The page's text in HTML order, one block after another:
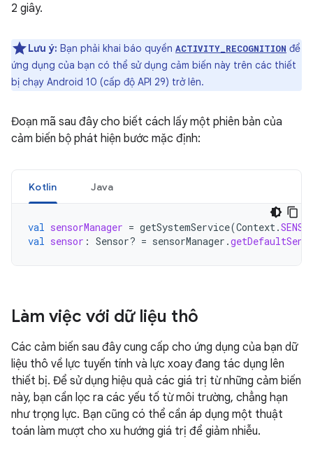
2 giây.
Lưu ý: Bạn phải khai báo quyền ACTIVITY_RECOGNITION để
ứng dụng của bạn có thể sử dụng cảm biến này trên các thiết
bị chạy Android 10 (cấp độ API 29) trở lên.
Đoạn mã sau đây cho biết cách lấy một phiên bản của
cảm biến bộ phát hiện bước mặc định:
Kotlin Java
val sensorManager = getSystemService(Context .
val sensor : Sensor? = sensorManager .
Làm việc với dữ liệu thô
Các cảm biến sau đây cung cấp cho ứng dụng của bạn dữ
liệu thô về lực tuyến tính và lực xoay đang tác dụng lên
thiết bị. Để sử dụng hiệu quả các giá trị từ những cảm biến
này, bạn cần lọc ra các yếu tố từ môi trường, chẳng hạn
như trọng lực. Bạn cũng có thể cần áp dụng một thuật
toán làm mượt cho xu hướng giá trị để giảm nhiễu.